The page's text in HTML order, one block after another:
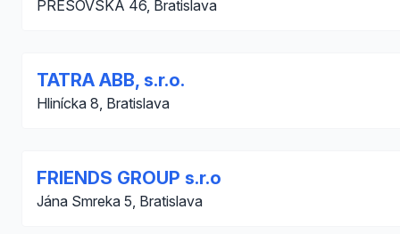
PRESOVSKA 46, Bratislava
TATRA ABB, s.r.o.
Hlinícka 8, Bratislava
FRIENDS GROUP s.r.o
Jána Smreka 5, Bratislava